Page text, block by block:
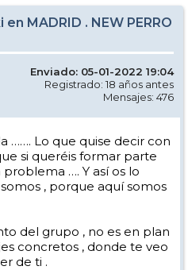
MADRID . NEW PERRO
Enviado: 05-01-2022 19:04
Registrado: 18 años antes
Mensajes: 476
……. Lo que quise decir con
si queréis formar parte
…. Y así os lo
, porque aquí somos
del grupo , no es en plan
concretos , donde te veo
de ti .